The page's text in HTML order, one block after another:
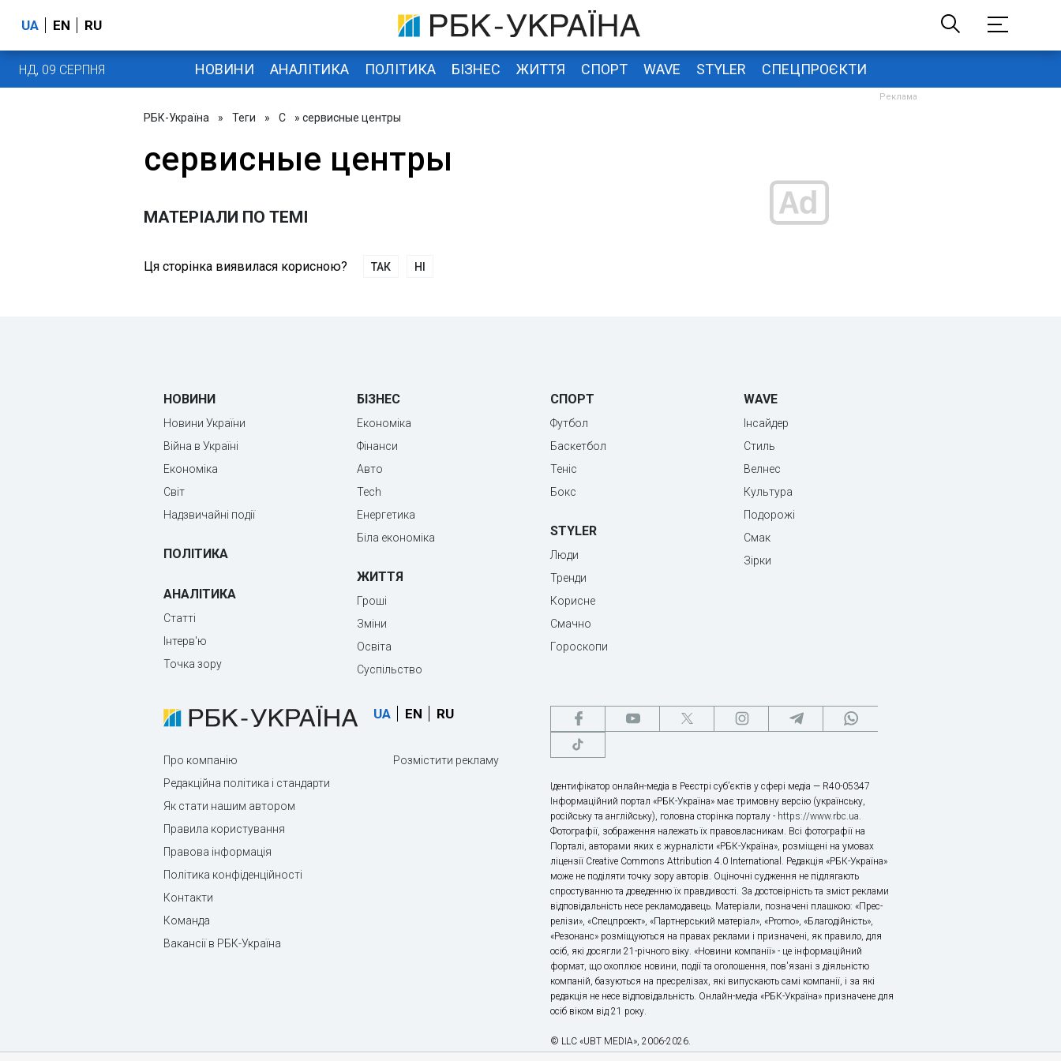
UA EN RU
НД, 09 СЕРПНЯ НОВИНИ АНАЛІТИКА ПОЛІТИКА БІЗНЕС ЖИТТЯ СПОРТ WAVE STYLER СПЕЦПРОЄКТИ
РБК-Україна » Теги » С » сервисные центры
сервисные центры
МАТЕРІАЛИ ПО ТЕМІ
Ця сторінка виявилася корисною? ТАК НІ
НОВИНИ
Новини України
Війна в Україні
Економіка
Світ
Надзвичайні події
ПОЛІТИКА
АНАЛІТИКА
Статті
Інтерв'ю
Точка зору
БІЗНЕС
Економіка
Фінанси
Авто
Tech
Енергетика
Біла економіка
ЖИТТЯ
Гроші
Зміни
Освіта
Суспільство
СПОРТ
Футбол
Баскетбол
Теніс
Бокс
STYLER
Люди
Тренди
Корисне
Смачно
Гороскопи
WAVE
Інсайдер
Стиль
Велнес
Культура
Подорожі
Смак
Зірки
UA EN RU
Про компанію
Редакційна політика і стандарти
Як стати нашим автором
Правила користування
Правова інформація
Політика конфіденційності
Контакти
Команда
Вакансії в РБК-Україна
Розмістити рекламу
Ідентифікатор онлайн-медіа в Реєстрі суб’єктів у сфері медіа — R40-05347
Інформаційний портал «РБК-Україна» має тримовну версію (українську,
російську та англійську), головна сторінка порталу - https://www.rbc.ua.
Фотографії, зображення належать їх правовласникам. Всі фотографії на
Порталі, авторами яких є журналісти «РБК-Україна», розміщені на умовах
ліцензії Creative Commons Attribution 4.0 International. Редакція «РБК-Україна»
може не поділяти точку зору авторів. Оціночні судження не підлягають
спростуванню та доведенню їх правдивості. За достовірність та зміст реклами
відповідальність несе рекламодавець. Матеріали, позначені плашкою: «Прес-
релізи», «Спецпроект», «Партнерський матеріал», «Promo», «Благодійність»,
«Резонанс» розміщуються на правах реклами і призначені, як правило, для
осіб, які досягли 21-річного віку. «Новини компанії» - це інформаційний
формат, що охоплює новини, події та оголошення, пов'язані з діяльністю
компаній, базуються на пресрелізах, які випускають самі компанії, і за які
редакція не несе відповідальність. Онлайн-медіа «РБК-Україна» призначене для
осіб віком від 21 року.
© LLC «UBT MEDIA», 2006-2026.